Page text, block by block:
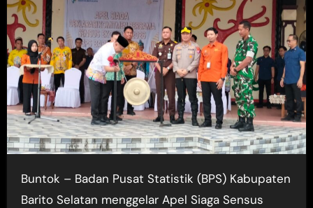
Buntok – Badan Pusat Statistik (BPS) Kabupaten
Barito Selatan menggelar Apel Siaga Sensus